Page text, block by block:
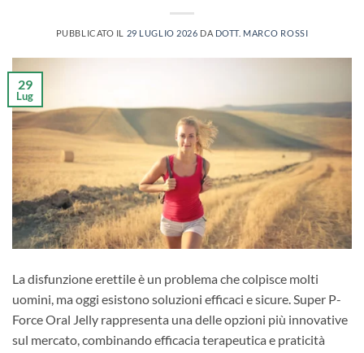
PUBBLICATO IL 29 LUGLIO 2026 DA DOTT. MARCO ROSSI
29
Lug
La disfunzione erettile è un problema che colpisce molti
uomini, ma oggi esistono soluzioni efficaci e sicure. Super P-
Force Oral Jelly rappresenta una delle opzioni più innovative
sul mercato, combinando efficacia terapeutica e praticità